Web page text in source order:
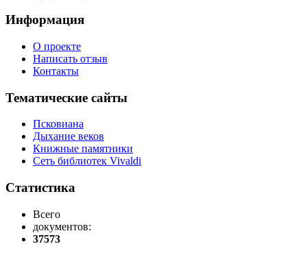
Информация
О проекте
Написать отзыв
Контакты
Тематические сайты
Псковиана
Дыхание веков
Книжные памятники
Сеть библиотек Vivaldi
Статистика
Всего
документов:
37573